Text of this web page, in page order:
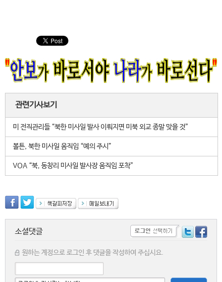
관련기사보기
미 전직관리들 “북한 미사일 발사 이뤄지면 미북 외교 종말 맞을 것”
볼튼, 북한 미사일 움직임 “예의 주시”
VOA “북, 동창리 미사일 발사장 움직임 포착”
소셜댓글
원하는 계정으로 로그인 후 댓글을 작성하여 주십시요.